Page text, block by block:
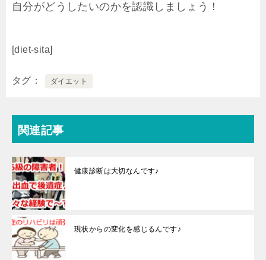
自分がどうしたいのかを認識しましょう！
[diet-sita]
タグ ダイエット
関連記事
健康診断は大切なんです♪
現状からの変化を感じるんです♪